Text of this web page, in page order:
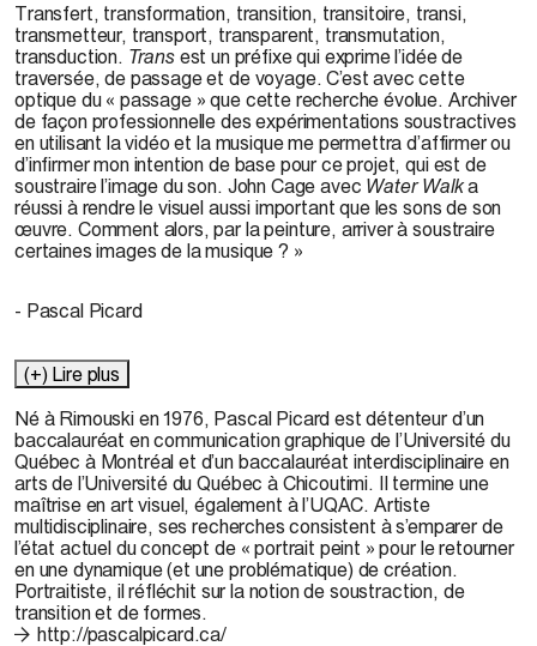
Transfert, transformation, transition, transitoire, transi,
transmetteur, transport, transparent, transmutation,
transduction. Transest un préfixe qui exprime l’idée de
traversée, de passage et de voyage. C’est avec cette
optique du « passage » que cette recherche évolue. Archiver
de façon professionnelle des expérimentations soustractives
en utilisant la vidéo et la musique me permettra d’affirmer ou
d’infirmer mon intention de base pour ce projet, qui est de
soustraire l’image du son. John Cage avec Water Walka
réussi à rendre le visuel aussi important que les sons de son
œuvre. Comment alors, par la peinture, arriver à soustraire
certaines images de la musique ? »
- Pascal Picard
(+) Lire plus
Né à Rimouski en 1976, Pascal Picard est détenteur d’un
baccalauréat en communication graphique de l’Université du
Québec à Montréal et d’un baccalauréat interdisciplinaire en
arts de l’Université du Québec à Chicoutimi. Il termine une
maîtrise en art visuel, également à l’UQAC. Artiste
multidisciplinaire, ses recherches consistent à s’emparer de
l’état actuel du concept de « portrait peint » pour le retourner
en une dynamique (et une problématique) de création.
Portraitiste, il réfléchit sur la notion de soustraction, de
transition et de formes.
http://pascalpicard.ca/